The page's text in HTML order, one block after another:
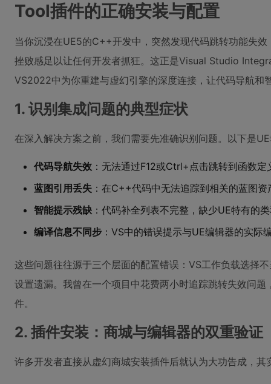
Tool插件的正确安装与配置
当你沉浸在UE5的C++开发中，突然发现代码跳转功能失
挫败感足以让任何开发者抓狂。这正是Visual Studio
VS2022中为你重建与虚幻引擎的深度连接，让代码导航和
1. 识别集成问题的典型症状
在深入解决方案之前，我们需要先准确识别问题。以下是
代码导航失效 ：无法通过F12或Ctrl+点击跳转到函数定
蓝图引用丢失 ：在C++代码中无法追踪到相关的蓝图资
智能提示残缺 ：代码补全列表不完整，缺少UE特有的
编译信息不同步 ：VS中的错误提示与UE编辑器的实际
这些问题往往源于三个层面的配置错误：VS工作负载选择
设置遗漏。我曾在一个项目中花费两小时追踪跳转失效问
件。
2. 插件安装：商城与编辑器的双重验证
许多开发者直接从虚幻商城安装插件后就认为大功告成，